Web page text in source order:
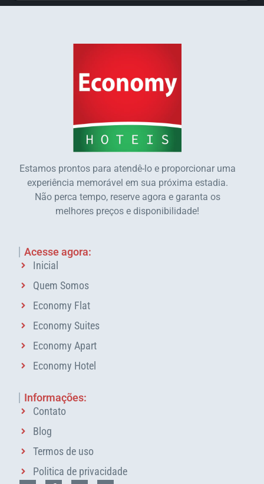
Estamos prontos para atendê-lo e proporcionar uma
experiência memorável em sua próxima estadia.
Não perca tempo, reserve agora e garanta os
melhores preços e disponibilidade!
Acesse agora:
Inicial
Quem Somos
Economy Flat
Economy Suites
Economy Apart
Economy Hotel
Informações:
Contato
Blog
Termos de uso
Politica de privacidade